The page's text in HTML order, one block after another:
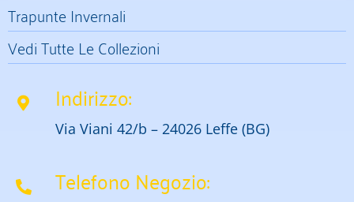
Trapunte Invernali
Vedi Tutte Le Collezioni
Indirizzo:
Via Viani 42/b – 24026 Leffe (BG)
Telefono Negozio: